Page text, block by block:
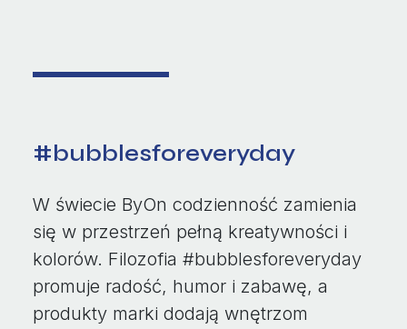
#bubblesforeveryday
W świecie ByOn codzienność zamienia
się w przestrzeń pełną kreatywności i
kolorów. Filozofia #bubblesforeveryday
promuje radość, humor i zabawę, a
produkty marki dodają wnętrzom